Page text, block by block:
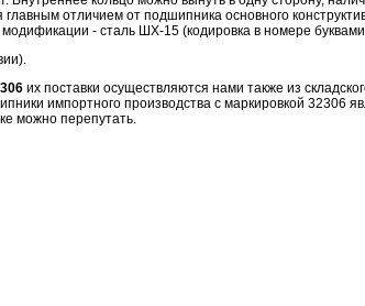
отличием от подшипника основного
- сталь ШХ-15 (кодировка в номере
их поставки осуществляются нами также из
импортного производства с маркировкой 32306
можно перепутать.